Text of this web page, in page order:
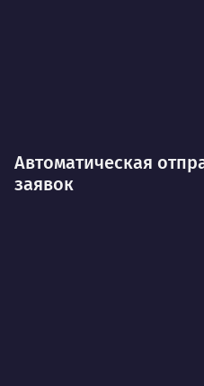
Автоматическая
заявок